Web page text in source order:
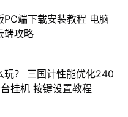
PC端下载安装教程 电脑
端攻略
玩？ 三国计性能优化240
挂机 按键设置教程